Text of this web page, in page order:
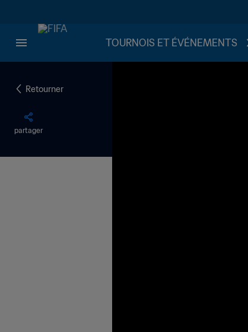
TOURNOIS ET ÉVÉNEMENTS
Retourner
partager